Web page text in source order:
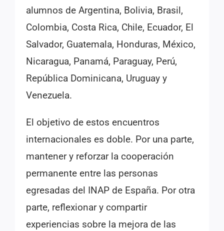
alumnos de Argentina, Bolivia, Brasil,
Colombia, Costa Rica, Chile, Ecuador, El
Salvador, Guatemala, Honduras, México,
Nicaragua, Panamá, Paraguay, Perú,
República Dominicana, Uruguay y
Venezuela.
El objetivo de estos encuentros
internacionales es doble. Por una parte,
mantener y reforzar la cooperación
permanente entre las personas
egresadas del INAP de España. Por otra
parte, reflexionar y compartir
experiencias sobre la mejora de las